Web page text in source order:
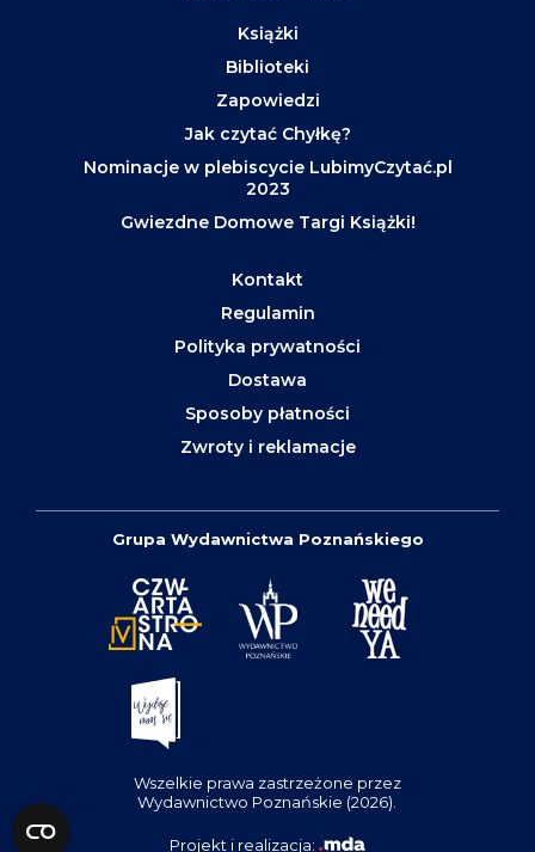
Książki
Biblioteki
Zapowiedzi
Jak czytać Chyłkę?
Nominacje w plebiscycie LubimyCzytać.pl
2023
Gwiezdne Domowe Targi Książki!
Kontakt
Regulamin
Polityka prywatności
Dostawa
Sposoby płatności
Zwroty i reklamacje
Grupa Wydawnictwa Poznańskiego
Wszelkie prawa zastrzeżone przez
Wydawnictwo Poznańskie (2026).
Projekt i realizacja: